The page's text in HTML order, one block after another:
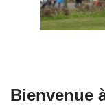
Bienvenue